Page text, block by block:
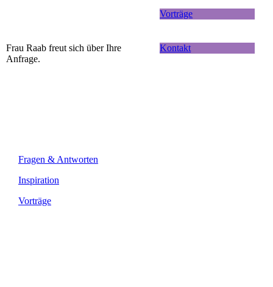
Vorträge
Kontakt
Frau Raab freut sich über Ihre
Anfrage.
Fragen & Antworten
Inspiration
Vorträge